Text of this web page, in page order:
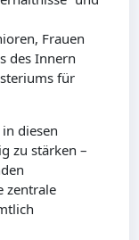
Frauen
des Innern
für
diesen
zu stärken –
zentrale